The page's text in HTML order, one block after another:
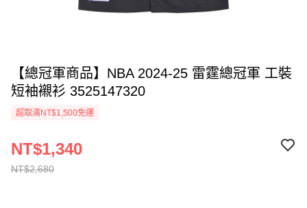
【總冠軍商品】NBA 2024-25 雷霆總冠軍 工裝
短袖襯衫 3525147320
超取滿NT$1,500免運
NT$2,680
NT$1,340